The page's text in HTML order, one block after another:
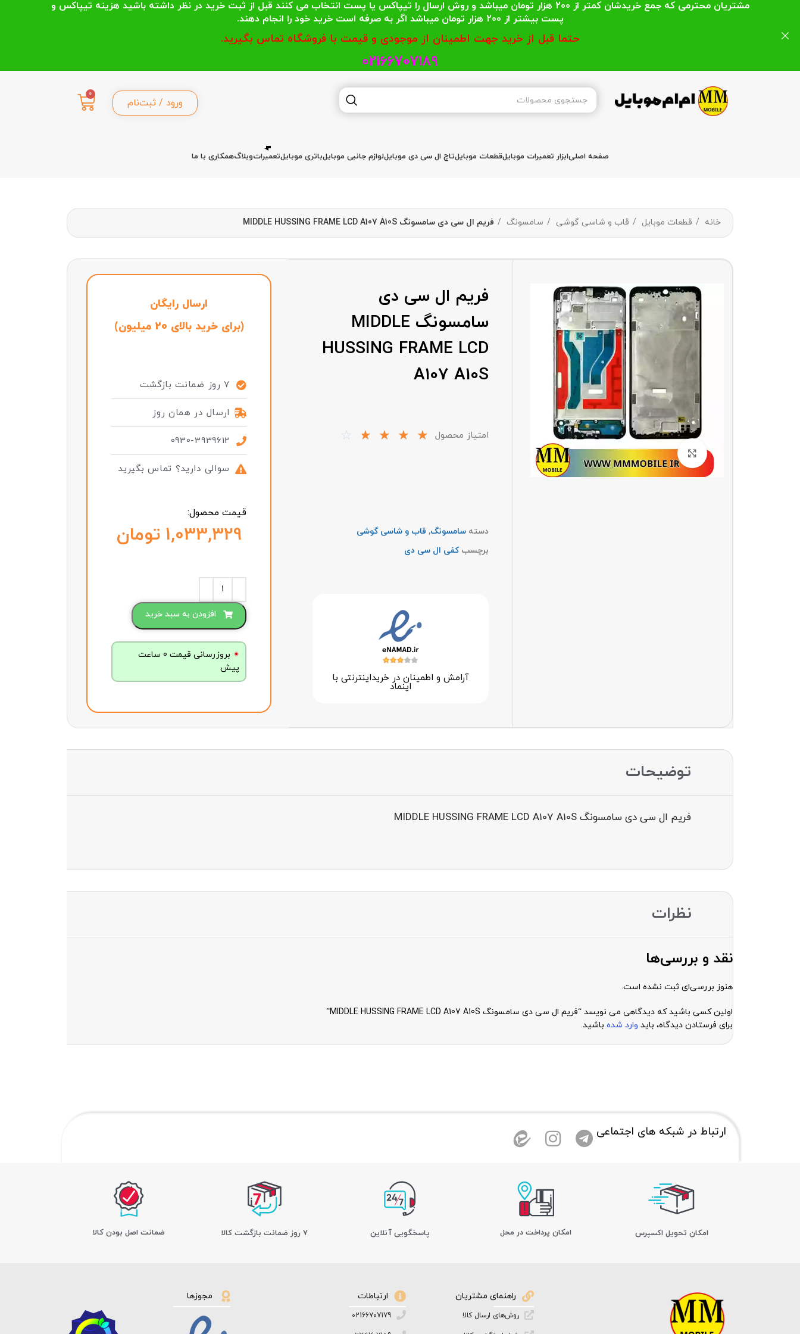
ورود / ثبت‌نام
0
صفحه اصلیابزار تعمیرات موبایلقطعات موبایلتاچ ال سی دی موبایللوازم جانبی موبایلباتری موبایلتعمیراتوبلاگهمکاری با ما
خانه قطعات موبایل قاب و شاسی گوشی سامسونگ فریم ال سی دی سامسونگ MIDDLE HUSSING FRAME LCD A107 A10S
فریم ال سی دی
سامسونگ MIDDLE
HUSSING FRAME LCD
A107 A10S
امتیاز محصول ☆
☆
☆
☆
☆
دسته سامسونگ, قاب و شاسی گوشی
برچسب کفی ال سی دی
آرامش و اطمینان در خرید‌اینترنتی با
اینماد
ارسال رایگان
(برای خرید بالای 20 میلیون)
7 روز ضمانت بازگشت
ارسال در همان روز
0930-3939612
سوالی دارید؟ تماس بگیرید
قیمت محصول:
تومان
افزودن به سبد خرید
بروزرسانی قیمت 0 ساعت
پیش
توضیحات
فریم ال سی دی سامسونگ MIDDLE HUSSING FRAME LCD A107 A10S
نظرات
نقد و بررسی‌ها
هنوز بررسی‌ای ثبت نشده است.
اولین کسی باشید که دیدگاهی می نویسد “فریم ال سی دی سامسونگ MIDDLE HUSSING FRAME LCD A107 A10S”
برای فرستادن دیدگاه، باید وارد شده باشید.
ارتباط در شبکه های اجتماعی
اﻣﮑﺎن ﺗﺤﻮﯾﻞ اﮐﺴﭙﺮس امکان پرداخت در محل پاسخگویی آنلاین 7 روز ضمانت بازگشت کالا ﺿﻤﺎﻧﺖ اﺻﻞ ﺑﻮدن ﮐﺎﻟﺎ
راهنمای مشتریان
روش‌های ارسال کالا
ارتباطات
02166707179
مجوزها
مشتریان محترمی که جمع خریدشان کمتر از 200 هزار تومان میباشد و روش ارسال را تیپاکس یا پست انتخاب می کنند قبل از ثبت خرید در نظر داشته باشید هزینه تیپاکس و
پست بیشتر از 200 هزار تومان میباشد اگر به صرفه است خرید خود را انجام دهند.
حتما قبل از خرید جهت اطمینان از موجودی و قیمت با فروشگاه تماس بگیرید.
02166707189